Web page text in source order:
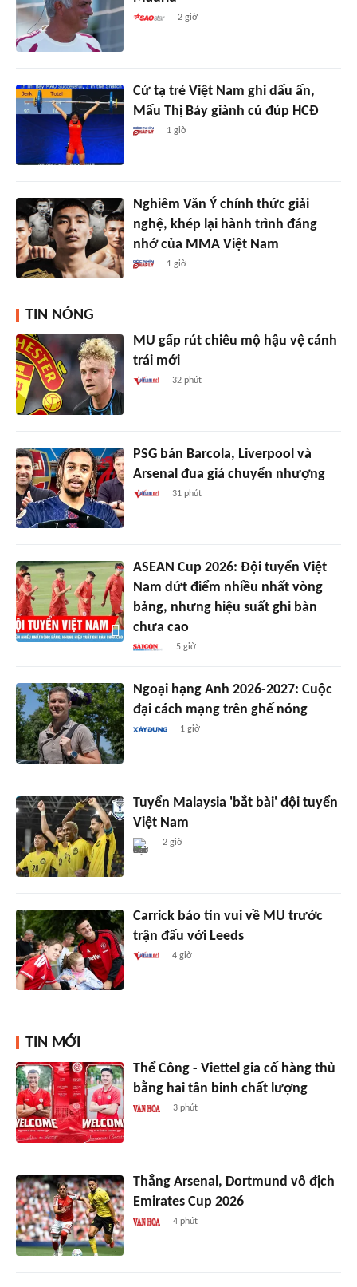
2 giờ
Cử tạ trẻ Việt Nam ghi dấu ấn,
Mấu Thị Bảy giành cú đúp HCĐ
1 giờ
Nghiêm Văn Ý chính thức giải
nghệ, khép lại hành trình đáng
nhớ của MMA Việt Nam
1 giờ
TIN NÓNG
MU gấp rút chiêu mộ hậu vệ cánh
trái mới
32 phút
PSG bán Barcola, Liverpool và
Arsenal đua giá chuyển nhượng
31 phút
ASEAN Cup 2026: Đội tuyển Việt
Nam dứt điểm nhiều nhất vòng
bảng, nhưng hiệu suất ghi bàn
chưa cao
5 giờ
Ngoại hạng Anh 2026-2027: Cuộc
đại cách mạng trên ghế nóng
1 giờ
Tuyển Malaysia 'bắt bài' đội tuyển
Việt Nam
2 giờ
Carrick báo tin vui về MU trước
trận đấu với Leeds
4 giờ
TIN MỚI
Thể Công - Viettel gia cố hàng thủ
bằng hai tân binh chất lượng
3 phút
Thắng Arsenal, Dortmund vô địch
Emirates Cup 2026
4 phút